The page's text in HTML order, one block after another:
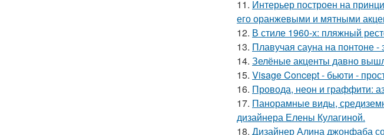
11. Интерьер построен на
его оранжевыми и мятными
12. В стиле 1960-х: пляжный
13. Плавучая сауна на понтоне -
14. Зелёные акценты давно
15. Visage Concept - бьюти -
16. Провода, неон и граффити:
17. Панорамные виды,
дизайнера Елены Кулагиной.
18. Дизайнер Алина джонфаба